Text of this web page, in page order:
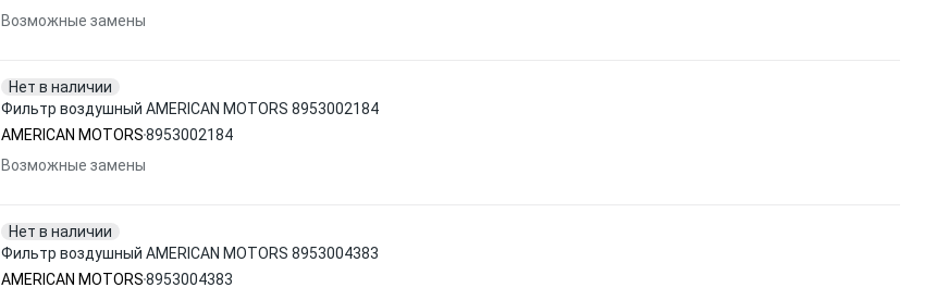
Возможные замены
Нет в наличии
Фильтр воздушный AMERICAN MOTORS 8953002184
AMERICAN MOTORS8953002184
Возможные замены
Нет в наличии
Фильтр воздушный AMERICAN MOTORS 8953004383
AMERICAN MOTORS8953004383